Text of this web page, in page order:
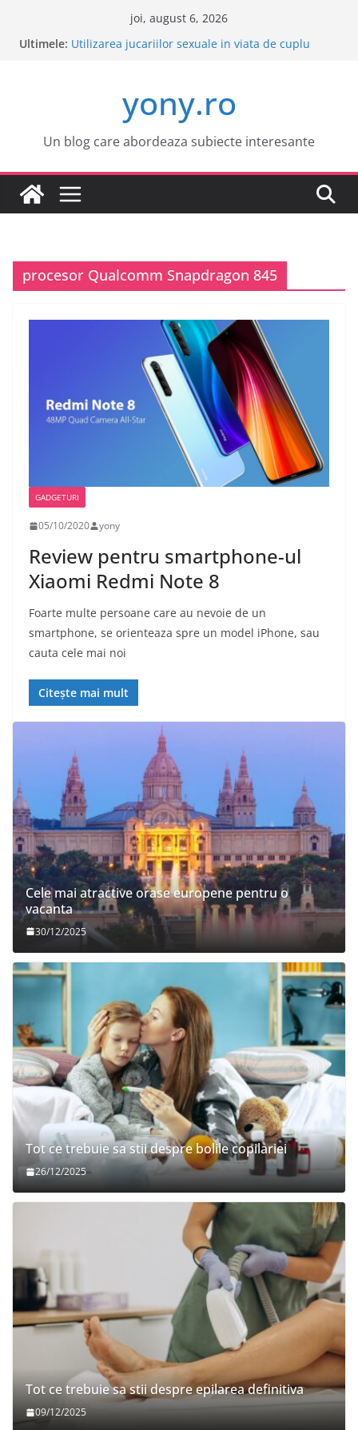
joi, august 6, 2026
Ultimele: Este o idee buna sa cumpar o masina electrica?
Tot ce trebuie sa stii despre bolile copilariei
Tot ce trebuie sa stii despre epilarea definitiva
yony.ro
Un blog care abordeaza subiecte interesante
procesor Qualcomm Snapdragon 845
GADGETURI
05/10/2020 yony
Review pentru smartphone-ul
Xiaomi Redmi Note 8
Foarte multe persoane care au nevoie de un
smartphone, se orienteaza spre un model iPhone, sau
cauta cele mai noi
Citește mai mult
Cele mai atractive orase europene pentru o
vacanta
30/12/2025
Tot ce trebuie sa stii despre bolile copilariei
26/12/2025
Tot ce trebuie sa stii despre epilarea definitiva
09/12/2025